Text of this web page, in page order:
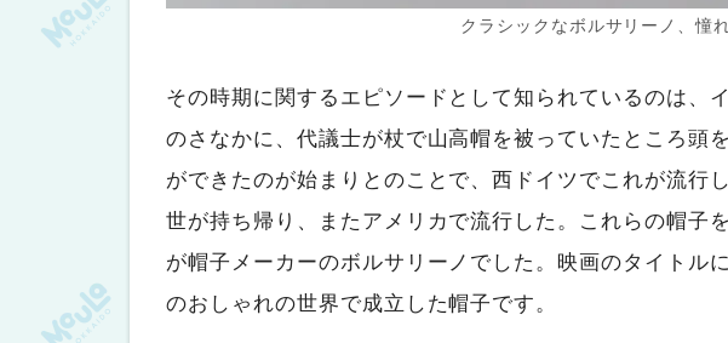
クラシックなボルサリーノ、憧
その時期に関するエピソードとして知られているのは、
のさなかに、代議士が杖で山高帽を被っていたところ頭
ができたのが始まりとのことで、西ドイツでこれが流行
世が持ち帰り、またアメリカで流行した。これらの帽子
が帽子メーカーのボルサリーノでした。映画のタイトル
のおしゃれの世界で成立した帽子です。